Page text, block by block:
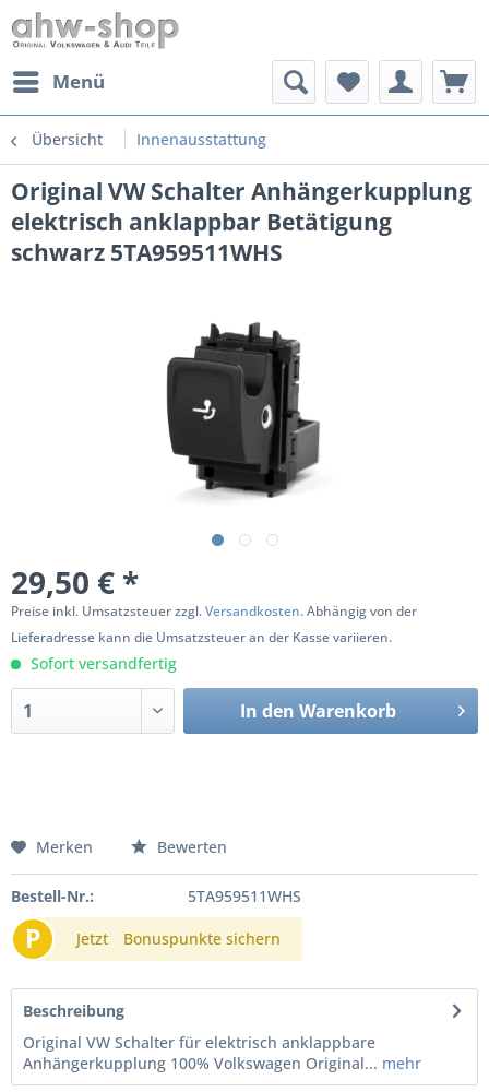
Menü
Übersicht Innenausstattung
Original VW Schalter Anhängerkupplung
elektrisch anklappbar Betätigung
schwarz 5TA959511WHS
29,50 € *
Preise inkl. Umsatzsteuer zzgl.Versandkosten. Abhängig von der
Lieferadresse kann die Umsatzsteuer an der Kasse variieren.
Sofort versandfertig
In den Warenkorb
Merken Bewerten
Bestell-Nr.: 5TA959511WHS
P Jetzt Bonuspunkte sichern
Beschreibung
Original VW Schalter für elektrisch anklappbare
Anhängerkupplung 100% Volkswagen Original... mehr